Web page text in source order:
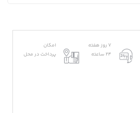
7 روز هفته
24 ساعته
امکان
پرداخت در محل